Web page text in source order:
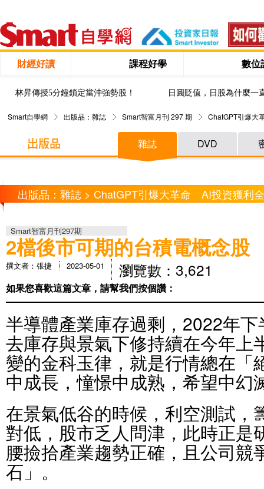
財經好讀 課程好學 數位
林昇傳授5分鐘鎖定當沖強勢股！ 日圓貶值，日股為什麼一
Smart自學網 出版品：雜誌 Smart智富月刊 297 期 ChatGPT引爆大
雜誌 DVD
出版品：雜誌 > ChatGPT引爆大革命 AI投資獲利
Smart智富月刊297期
2檔後市可期的台積電概念股
撰文者：張捷 2023-05-01 瀏覽數：3,621
如果您喜歡這篇文章，請幫我們按個讚：
半導體產業庫存過剩，2022年
去庫存與景氣下修持續在今年上
變的金科玉律，就是行情總在「
中成長，憧憬中成熟，希望中幻
在景氣低谷的時候，利空測試，
對低，股市乏人問津，此時正是
腰撿拾產業趨勢正確，且公司競
石」。